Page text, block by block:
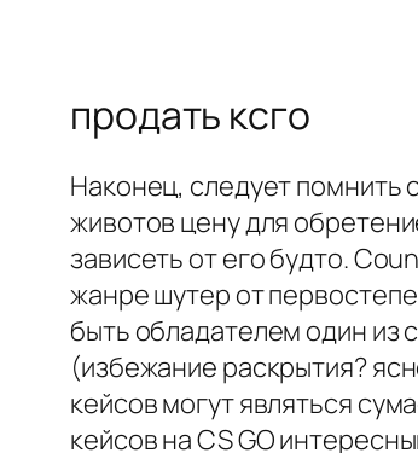
продать ксго
Наконец, следует помнить
животов цену для
зависеть от его будто.
жанре шутер от
быть обладателем один из
(избежание раскрытия?
кейсов могут являться
кейсов на CS GO